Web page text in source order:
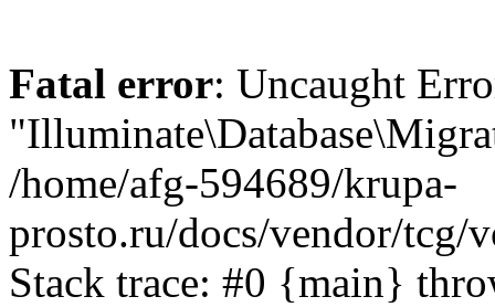
Fatal error: Uncaught
/home/afg-594689/krupa-
prosto.ru/docs/vendor/tcg/
Stack trace: #0 {main}